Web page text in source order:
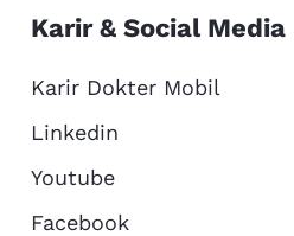
Karir & Social Media
Karir Dokter Mobil
Linkedin
Youtube
Facebook